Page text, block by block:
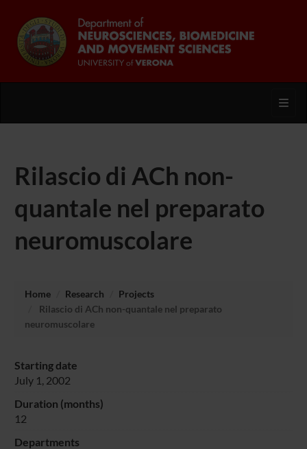
Rilascio di ACh non-
quantale nel preparato
neuromuscolare
Home Research
Projects
Rilascio di ACh non-quantale nel preparato
neuromuscolare
Starting date
July 1, 2002
Duration (months)
12
Departments